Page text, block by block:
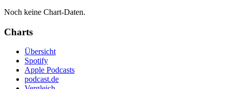
Noch keine Chart-Daten.
Charts
Übersicht
Spotify
Apple Podcasts
podcast.de